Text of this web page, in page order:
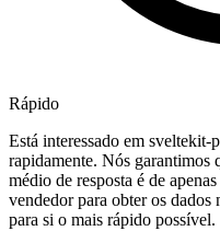
Rápido
Está interessado em sveltekit-
rapidamente. Nós garantimos
médio de resposta é de
vendedor para obter os dados
para si o mais rápido possível.